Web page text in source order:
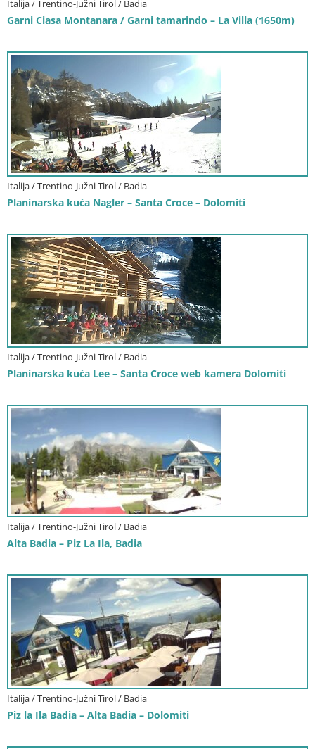
Italija / Trentino-Južni Tirol / Badia
Garni Ciasa Montanara / Garni tamarindo – La Villa (1650m)
Italija / Trentino-Južni Tirol / Badia
Planinarska kuća Nagler – Santa Croce – Dolomiti
Italija / Trentino-Južni Tirol / Badia
Planinarska kuća Lee – Santa Croce web kamera Dolomiti
Italija / Trentino-Južni Tirol / Badia
Alta Badia – Piz La Ila, Badia
Italija / Trentino-Južni Tirol / Badia
Piz la Ila Badia – Alta Badia – Dolomiti